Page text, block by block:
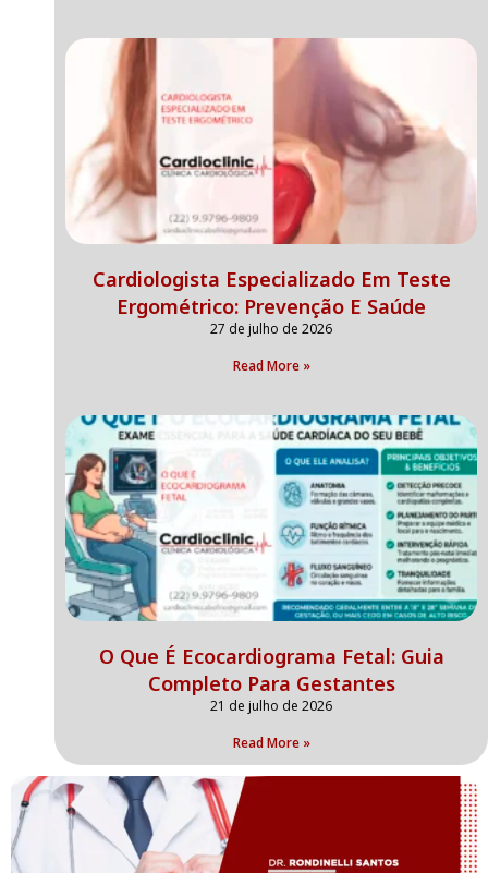
Cardiologista Especializado Em Teste
Ergométrico: Prevenção E Saúde
27 de julho de 2026
Read More »
O Que É Ecocardiograma Fetal: Guia
Completo Para Gestantes
21 de julho de 2026
Read More »